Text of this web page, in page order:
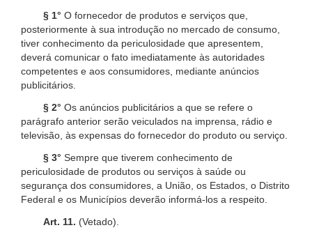
§ 1° O fornecedor de produtos e serviços que,
posteriormente à sua introdução no mercado de consumo,
tiver conhecimento da periculosidade que apresentem,
deverá comunicar o fato imediatamente às autoridades
competentes e aos consumidores, mediante anúncios
publicitários.
§ 2° Os anúncios publicitários a que se refere o
parágrafo anterior serão veiculados na imprensa, rádio e
televisão, às expensas do fornecedor do produto ou serviço.
§ 3° Sempre que tiverem conhecimento de
periculosidade de produtos ou serviços à saúde ou
segurança dos consumidores, a União, os Estados, o Distrito
Federal e os Municípios deverão informá-los a respeito.
Art. 11. (Vetado).